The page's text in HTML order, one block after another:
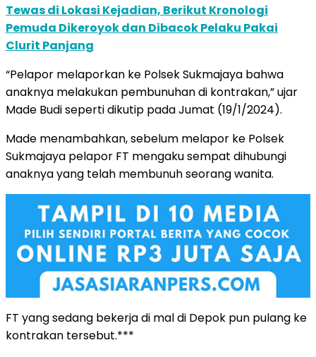
Tewas di Lokasi Kejadian, Berikut Kronologi
Pemuda Dikeroyok dan Dibacok Pelaku Pakai
Clurit Panjang
“Pelapor melaporkan ke Polsek Sukmajaya bahwa
anaknya melakukan pembunuhan di kontrakan,” ujar
Made Budi seperti dikutip pada Jumat (19/1/2024).
Made menambahkan, sebelum melapor ke Polsek
Sukmajaya pelapor FT mengaku sempat dihubungi
anaknya yang telah membunuh seorang wanita.
FT yang sedang bekerja di mal di Depok pun pulang ke
kontrakan tersebut.***